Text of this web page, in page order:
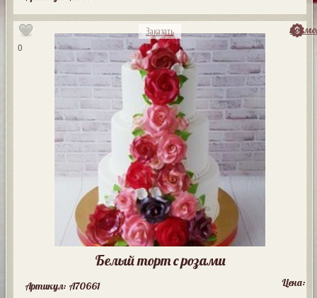
0
Заказать
Белый торт с розами
Артикул: A70661 Цена: